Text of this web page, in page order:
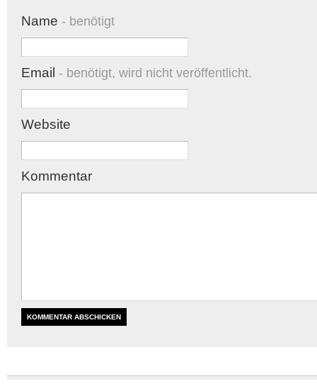
Name - benötigt
Email - benötigt, wird nicht veröffentlicht.
Website
Kommentar